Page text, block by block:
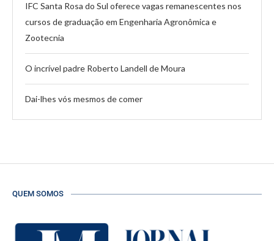
IFC Santa Rosa do Sul oferece vagas remanescentes nos
cursos de graduação em Engenharia Agronômica e
Zootecnia
O incrível padre Roberto Landell de Moura
Dai-lhes vós mesmos de comer
QUEM SOMOS